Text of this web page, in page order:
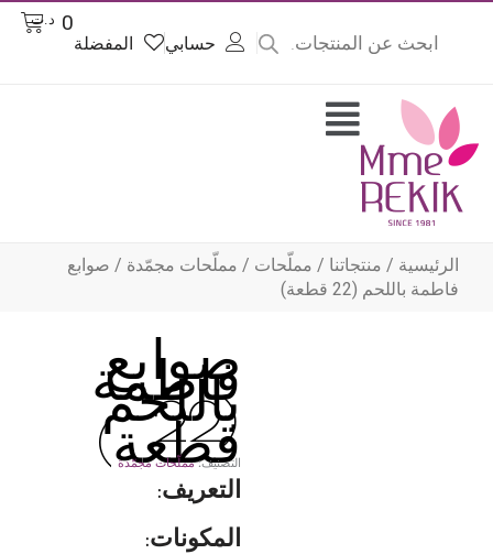
حسابي المفضلة
د.ت
Cart
Flyout
Menu
الرئيسية/منتجاتنا/مملّحات/مملّحات مجمّدة/ صوابع
فاطمة باللحم (22 قطعة)
صوابع
فاطمة
باللحم
(22
قطعة)التصنيف:مملّحات مجمّدة
التعريف:
المكونات: